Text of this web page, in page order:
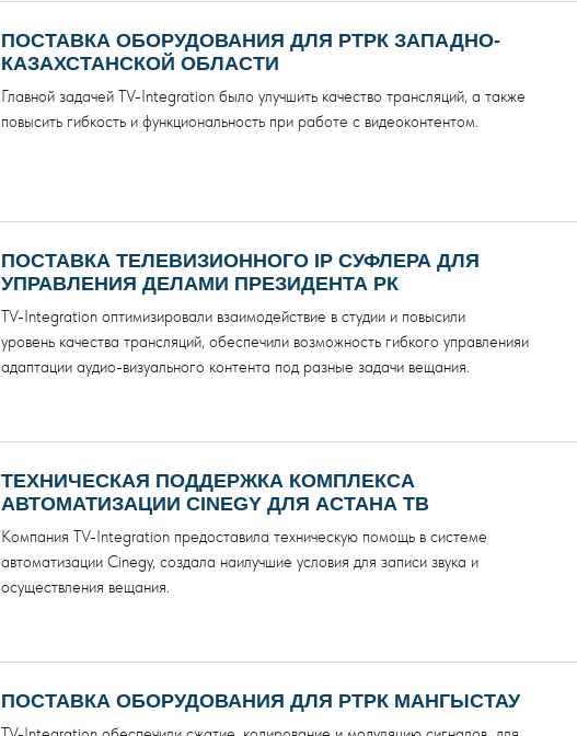
ПОСТАВКА ОБОРУДОВАНИЯ ДЛЯ РТРК ЗАПАДНО-
КАЗАХСТАНСКОЙ ОБЛАСТИ
Главной задачей TV-Integration было улучшить качество трансляций, а также
повысить гибкость и функциональность при работе с видеоконтентом.
ПОСТАВКА ТЕЛЕВИЗИОННОГО IP СУФЛЕРА ДЛЯ
УПРАВЛЕНИЯ ДЕЛАМИ ПРЕЗИДЕНТА РК
TV-Integration оптимизировали взаимодействие в студии и повысили
уровень качества трансляций, обеспечили возможность гибкого управленияи
адаптации аудио-визуального контента под разные задачи вещания.
ТЕХНИЧЕСКАЯ ПОДДЕРЖКА КОМПЛЕКСА
АВТОМАТИЗАЦИИ СINEGY ДЛЯ АСТАНА ТВ
Компания TV-Integration предоставила техническую помощь в системе
автоматизации Cinegy, создала наилучшие условия для записи звука и
осуществления вещания.
ПОСТАВКА ОБОРУДОВАНИЯ ДЛЯ РТРК МАНГЫСТАУ